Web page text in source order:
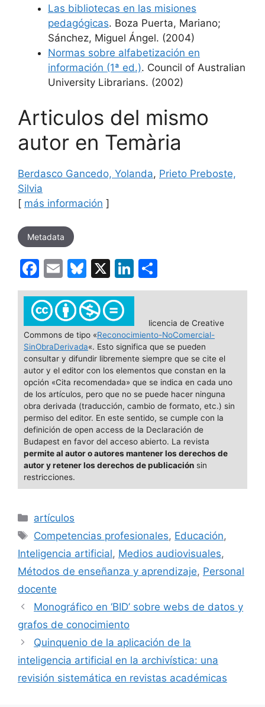
Las bibliotecas en las misiones
pedagógicas. Boza Puerta, Mariano;
Sánchez, Miguel Ángel. (2004)
Normas sobre alfabetización en
información (1ª ed.). Council of Australian
University Librarians. (2002)
Articulos del mismo
autor en Temària
Berdasco Gancedo, Yolanda, Prieto Preboste,
Silvia
[ más información ]
Metadata
F
a
c
e
b
o
o
k
E
m
ai
l
Bl
u
e
s
k
y
X
Li
n
e
dI
n
o
p
ar
tir
licencia de Creative
Commons de tipo «Reconocimiento-NoComercial-
SinObraDerivada«. Esto significa que se pueden
consultar y difundir libremente siempre que se cite el
autor y el editor con los elementos que constan en la
opción «Cita recomendada» que se indica en cada uno
de los artículos, pero que no se puede hacer ninguna
obra derivada (traducción, cambio de formato, etc.) sin
permiso del editor. En este sentido, se cumple con la
definición de open access de la Declaración de
Budapest en favor del acceso abierto. La revista
permite al autor o autores mantener los derechos de
autor y retener los derechos de publicación sin
restricciones.
Categorías
artículos
Etiquetas
Competencias profesionales, Educación,
Inteligencia artificial, Medios audiovisuales,
Métodos de enseñanza y aprendizaje, Personal
docente
Monográfico en ‘BID’ sobre webs de datos y
grafos de conocimiento
Quinquenio de la aplicación de la
inteligencia artificial en la archivística: una
revisión sistemática en revistas académicas